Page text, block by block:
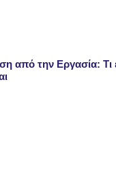
από την Εργασία: Τι